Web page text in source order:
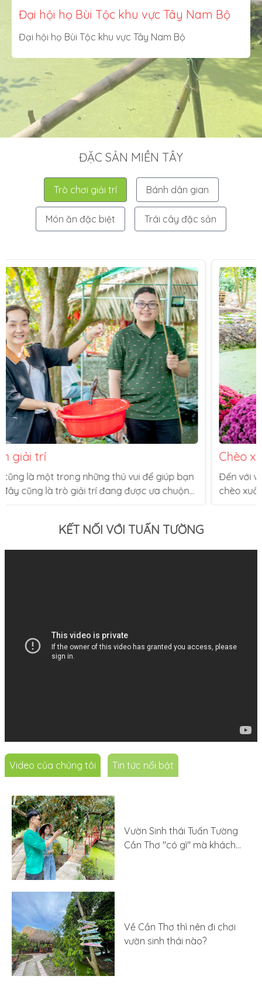
Đại hội họ Bùi Tộc khu vực Tây Nam Bộ
Đại hội họ Bùi Tộc khu vực Tây Nam Bộ
ĐẶC SẢN MIỀN TÂY
Trò chơi giải trí Bánh dân gian
Món ăn đặc biệt Trái cây đặc sản
Câu tôm giải trí
Câu tôm cũng là một trong những thú vui để giúp bạn
thư giãn, đây cũng là trò giải trí đang được ưa chuộng
nhiều hiện nay và đã có mặt tại vườn nhà Tuấn Tường.
KẾT NỐI VỚI TUẤN TƯỜNG
Video của chúng tôi Tin tức nổi bật
Vườn Sinh thái Tuấn Tường
Cần Thơ "có gì" mà khách
Về Cần Thơ thì nên đi chơi
vườn sinh thái nào?